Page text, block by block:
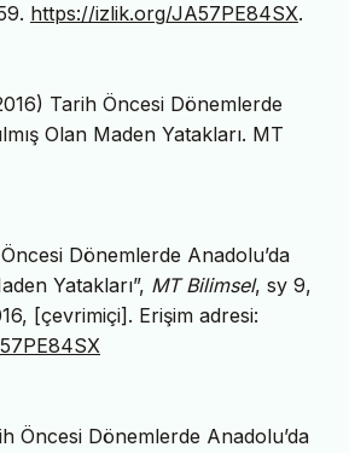
https://izlik.org/JA57PE84SX.
Tarih Öncesi Dönemlerde
Olan Maden Yatakları. MT
Dönemlerde Anadolu’da
Yatakları”, MT Bilimsel, sy 9,
[çevrimiçi]. Erişim adresi:
Öncesi Dönemlerde Anadolu’da